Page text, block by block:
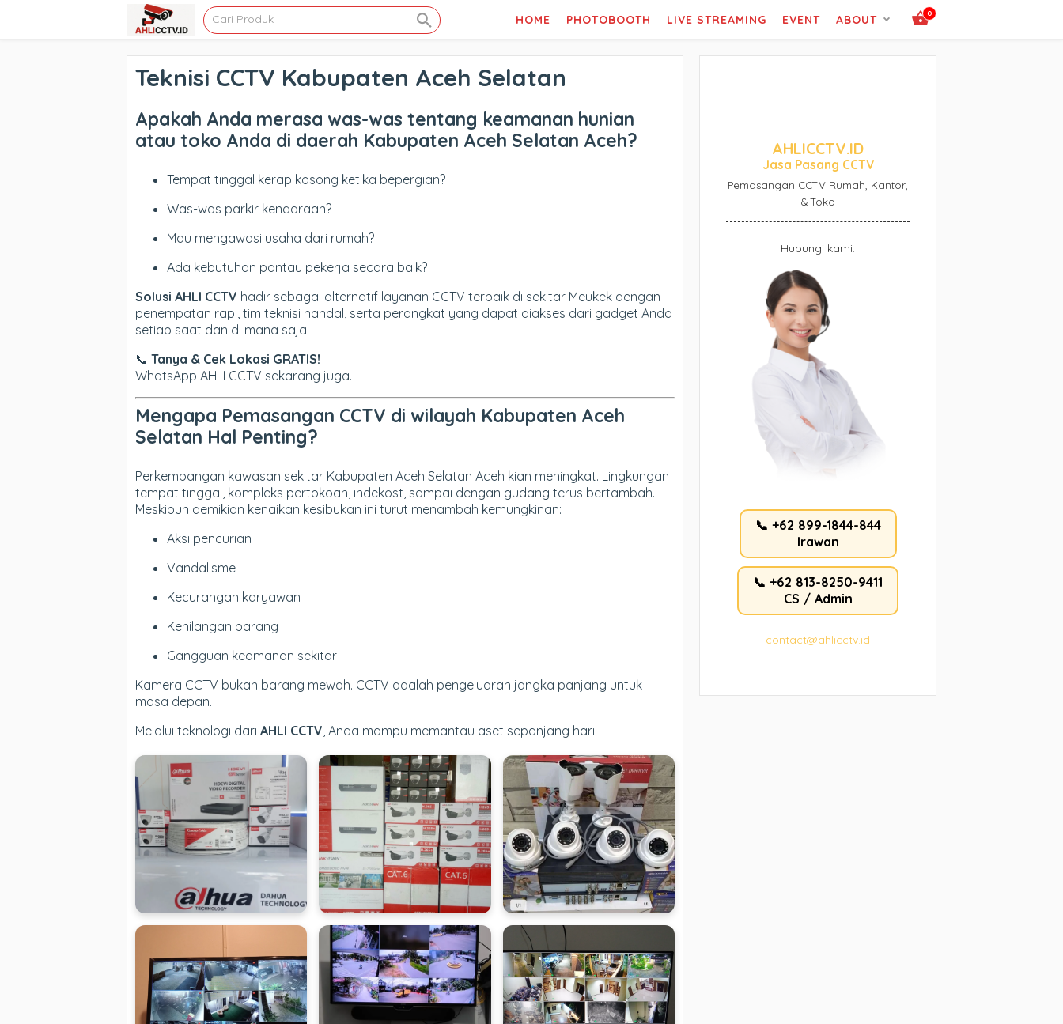
0
HOME PHOTOBOOTH LIVE STREAMING EVENT ABOUT
Teknisi CCTV Kabupaten Aceh Selatan
Apakah Anda merasa was-was tentang keamanan hunian
atau toko Anda di daerah Kabupaten Aceh Selatan Aceh?
Tempat tinggal kerap kosong ketika bepergian?
Was-was parkir kendaraan?
Mau mengawasi usaha dari rumah?
Ada kebutuhan pantau pekerja secara baik?
Solusi AHLI CCTV hadir sebagai alternatif layanan CCTV terbaik di sekitar Meukek dengan
penempatan rapi, tim teknisi handal, serta perangkat yang dapat diakses dari gadget Anda
setiap saat dan di mana saja.
📞 Tanya & Cek Lokasi GRATIS!
WhatsApp AHLI CCTV sekarang juga.
Mengapa Pemasangan CCTV di wilayah Kabupaten Aceh
Selatan Hal Penting?
Perkembangan kawasan sekitar Kabupaten Aceh Selatan Aceh kian meningkat. Lingkungan
tempat tinggal, kompleks pertokoan, indekost, sampai dengan gudang terus bertambah.
Meskipun demikian kenaikan kesibukan ini turut menambah kemungkinan:
Aksi pencurian
Vandalisme
Kecurangan karyawan
Kehilangan barang
Gangguan keamanan sekitar
Kamera CCTV bukan barang mewah. CCTV adalah pengeluaran jangka panjang untuk
masa depan.
Melalui teknologi dari AHLI CCTV, Anda mampu memantau aset sepanjang hari.
AHLICCTV.ID
Jasa Pasang CCTV
Pemasangan CCTV Rumah, Kantor,
& Toko
Hubungi kami:
📞 +62 899-1844-844
Irawan
📞 +62 813-8250-9411
CS / Admin
contact@ahlicctv.id